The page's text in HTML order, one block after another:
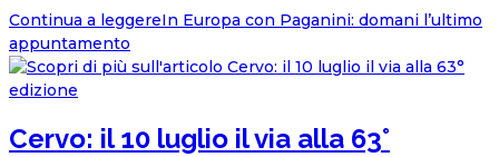
Continua a leggereIn Europa con Paganini: domani l’ultimo
appuntamento
Cervo: il 10 luglio il via alla 63°